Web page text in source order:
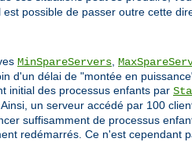
possible de passer outre cette
MinSpareServers,
d'un délai de "montée en
initial des processus enfants par
Ainsi, un serveur accédé par 100
suffisamment de processus
redémarrés. Ce n'est cependant